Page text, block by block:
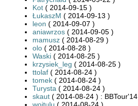
Kot ( 2014-09-15 )
ŁukaszM ( 2014-09-13 )
leon ( 2014-09-07 )
aniawrzos ( 2014-09-05 )
mamusz ( 2014-08-29 )
olo ( 2014-08-28 )
Waski ( 2014-08-25 )
krzysiek_leg ( 2014-08-25 )
ttolaf ( 2014-08-24 )
tomek ( 2014-08-24 )
Turysta ( 2014-08-24 )
skaut ( 2014-08-24 ) : BBTour'14
wojtulu ( 2014-08-24 )